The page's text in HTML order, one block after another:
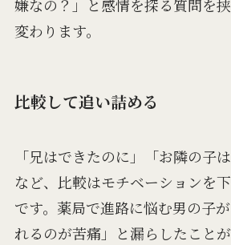
嫌なの？」と感情を探る質問を
変わります。
比較して追い詰める
「兄はできたのに」「お隣の子
など、比較はモチベーションを
です。薬局で進路に悩む男の子
れるのが苦痛」と漏らしたこと